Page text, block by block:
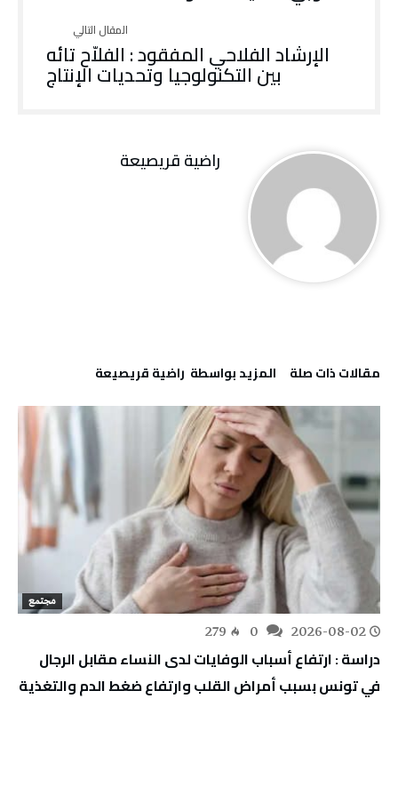
الإرشاد الفلاحي المفقود : الفلاّح تائه
بين التكنولوجيا وتحديات الإنتاج
راضية قريصيعة
‫مقالات ذات صلة‬ ‫‫المزيد بواسطة‬ ‬ راضية قريصيعة
مجتمع
2026-08-02
279
دراسة : ارتفاع أسباب الوفايات لدى النساء مقابل الرجال
في تونس بسبب أمراض القلب وارتفاع ضغط الدم والتغذية